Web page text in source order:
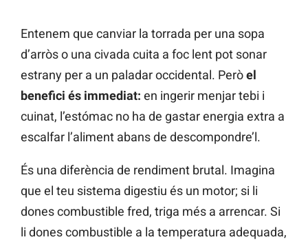
Entenem que canviar la torrada per una sopa
d’arròs o una civada cuita a foc lent pot sonar
estrany per a un paladar occidental. Peròel
benefici és immediat: en ingerir menjar tebi i
cuinat, l’estómac no ha de gastar energia extra a
escalfar l’aliment abans de descompondre’l.
És una diferència de rendiment brutal. Imagina
que el teu sistema digestiu és un motor; si li
dones combustible fred, triga més a arrencar. Si
li dones combustible a la temperatura adequada,